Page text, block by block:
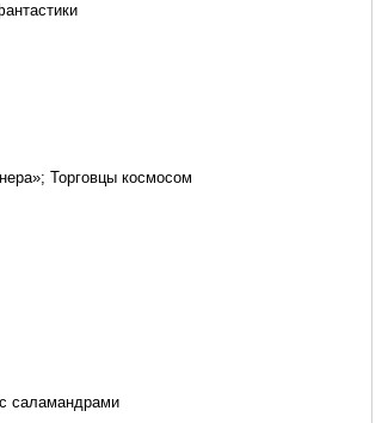
Торговцы космосом
саламандрами